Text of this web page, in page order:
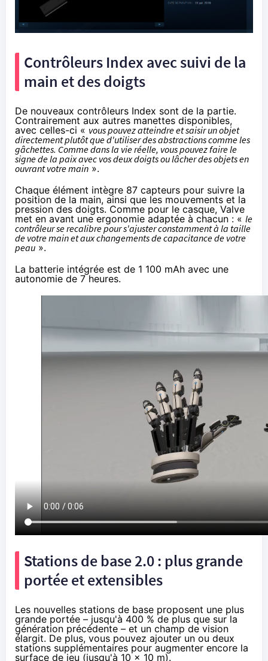
Contrôleurs Index avec suivi de la
main et des doigts
De nouveaux contrôleurs Index sont de la partie.
Contrairement aux autres manettes disponibles,
avec celles-ci « vous pouvez atteindre et saisir un objet
directement plutôt que d'utiliser des abstractions comme les
gâchettes. Comme dans la vie réelle, vous pouvez faire le
signe de la paix avec vos deux doigts ou lâcher des objets en
ouvrant votre main ».
Chaque élément intègre 87 capteurs pour suivre la
position de la main, ainsi que les mouvements et la
pression des doigts. Comme pour le casque, Valve
met en avant une ergonomie adaptée à chacun : « le
contrôleur se recalibre pour s'ajuster constamment à la taille
de votre main et aux changements de capacitance de votre
peau ».
La batterie intégrée est de 1 100 mAh avec une
autonomie de 7 heures.
Stations de base 2.0 : plus grande
portée et extensibles
Les nouvelles stations de base proposent une plus
grande portée – jusqu'à 400 % de plus que sur la
génération précédente – et un champ de vision
élargit. De plus, vous pouvez ajouter un ou deux
stations supplémentaires pour augmenter encore la
surface de jeu (jusqu'à 10 x 10 m).